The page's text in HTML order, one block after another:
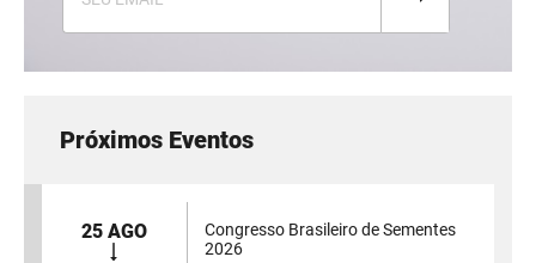
Próximos Eventos
25 AGO
Congresso Brasileiro de Sementes
2026